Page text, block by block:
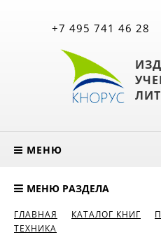
+7 495 741 46 28
МЕНЮ
МЕНЮ РАЗДЕЛА
ГЛАВНАЯ КАТАЛОГ КНИГ
ТЕХНИКА